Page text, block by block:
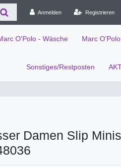
Anmelden Registrieren
O'Polo - Wäsche Marc
Sonstiges/Restposten
Damen Slip